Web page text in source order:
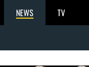
NEWS TV